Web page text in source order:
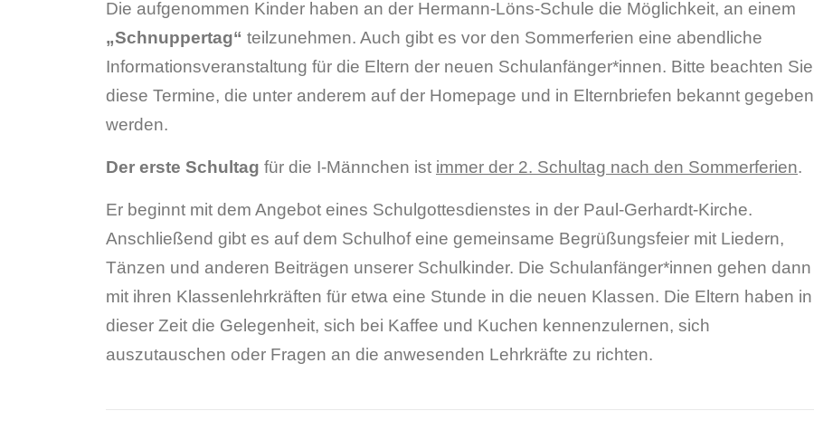
Die aufgenommen Kinder haben an der Hermann-Löns-Schule die Möglichkeit, an einem
„Schnuppertag“ teilzunehmen. Auch gibt es vor den Sommerferien eine abendliche
Informationsveranstaltung für die Eltern der neuen Schulanfänger*innen. Bitte beachten Sie
diese Termine, die unter anderem auf der Homepage und in Elternbriefen bekannt gegeben
werden.
Der erste Schultag für die I-Männchen ist immer der 2. Schultag nach den Sommerferien.
Er beginnt mit dem Angebot eines Schulgottesdienstes in der Paul-Gerhardt-Kirche.
Anschließend gibt es auf dem Schulhof eine gemeinsame Begrüßungsfeier mit Liedern,
Tänzen und anderen Beiträgen unserer Schulkinder. Die Schulanfänger*innen gehen dann
mit ihren Klassenlehrkräften für etwa eine Stunde in die neuen Klassen. Die Eltern haben in
dieser Zeit die Gelegenheit, sich bei Kaffee und Kuchen kennenzulernen, sich
auszutauschen oder Fragen an die anwesenden Lehrkräfte zu richten.